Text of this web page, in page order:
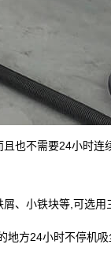
不需要24小时连
、小铁块等,可选用
方24小时不停机吸